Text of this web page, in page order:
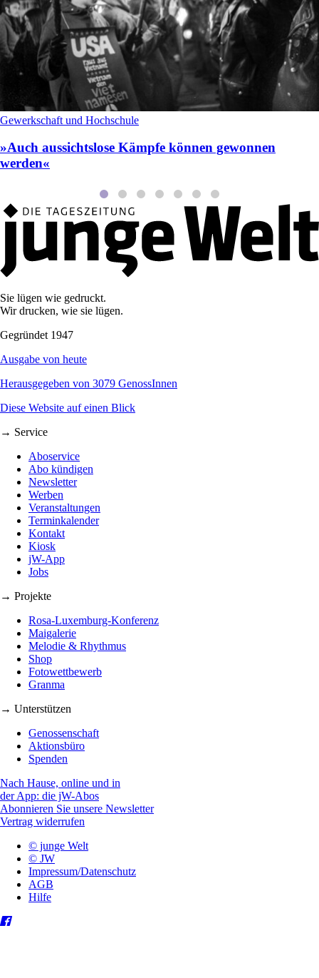
Gewerkschaft und Hochschule
»Auch aussichtslose Kämpfe können gewonnen
werden«
Sie lügen wie gedruckt.
Wir drucken, wie sie lügen.
Gegründet 1947
Ausgabe von heute
Herausgegeben von 3079 GenossInnen
Diese Website auf einen Blick
→ Service
Aboservice
Abo kündigen
Newsletter
Werben
Veranstaltungen
Terminkalender
Kontakt
Kiosk
jW-App
Jobs
→ Projekte
Rosa-Luxemburg-Konferenz
Maigalerie
Melodie & Rhythmus
Shop
Fotowettbewerb
Granma
→ Unterstützen
Genossenschaft
Aktionsbüro
Spenden
Nach Hause, online und in
der App: die jW-Abos
Abonnieren Sie unsere Newsletter
Vertrag widerrufen
© junge Welt
© JW
Impressum/Datenschutz
AGB
Hilfe